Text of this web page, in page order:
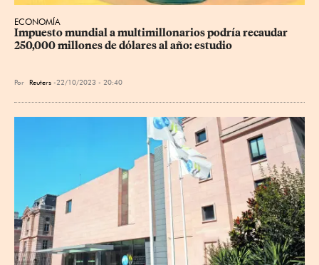
ECONOMÍA
Impuesto mundial a multimillonarios podría recaudar
250,000 millones de dólares al año: estudio
Por Reuters 22/10/2023 - 20:40